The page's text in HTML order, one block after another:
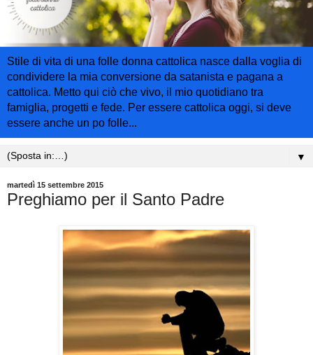
Stile di vita di una folle donna cattolica nasce dalla voglia di
condividere la mia conversione da satanista e pagana a
cattolica. Metto qui ciò che vivo, il mio quotidiano tra
famiglia, progetti e fede. Per essere cattolica oggi, si deve
essere anche un po folle...
▼
martedì 15 settembre 2015
Preghiamo per il Santo Padre